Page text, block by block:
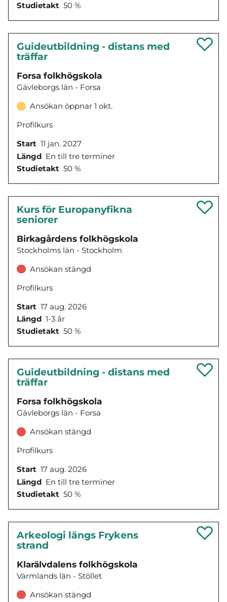
Studietakt 50 %
Guideutbildning - distans med
träffar
Forsa folkhögskola
Gävleborgs län - Forsa
Ansökan öppnar 1 okt.
Profilkurs
Start 11 jan. 2027
Längd En till tre terminer
Studietakt 50 %
Kurs för Europanyfikna
seniorer
Birkagårdens folkhögskola
Stockholms län - Stockholm
Ansökan stängd
Profilkurs
Start 17 aug. 2026
Längd 1-3 år
Studietakt 50 %
Guideutbildning - distans med
träffar
Forsa folkhögskola
Gävleborgs län - Forsa
Ansökan stängd
Profilkurs
Start 17 aug. 2026
Längd En till tre terminer
Studietakt 50 %
Arkeologi längs Frykens
strand
Klarälvdalens folkhögskola
Värmlands län - Stöllet
Ansökan stängd